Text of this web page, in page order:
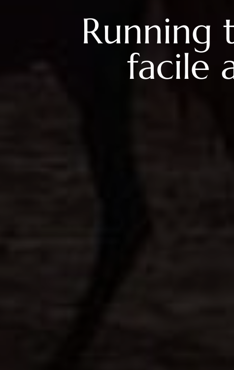
Running
facile